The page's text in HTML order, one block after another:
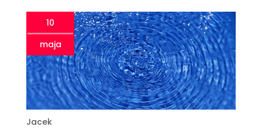
10
maja
Jacek